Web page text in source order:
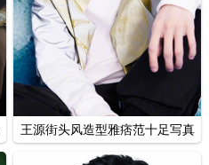
王源街头风造型雅痞范十足写真
图片